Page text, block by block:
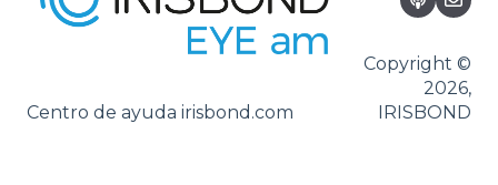
Centro de ayuda irisbond.com
Copyright ©
2026,
IRISBOND